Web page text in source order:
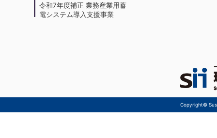
令和7年度補正 業務産業用蓄
電システム導入支援事業
Copyright©